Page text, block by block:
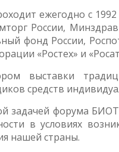
ежегодно с
России,
фонд России,
«Ростех» и
выставки
средств
задачей форума БИОТ
в условиях
нашей страны.